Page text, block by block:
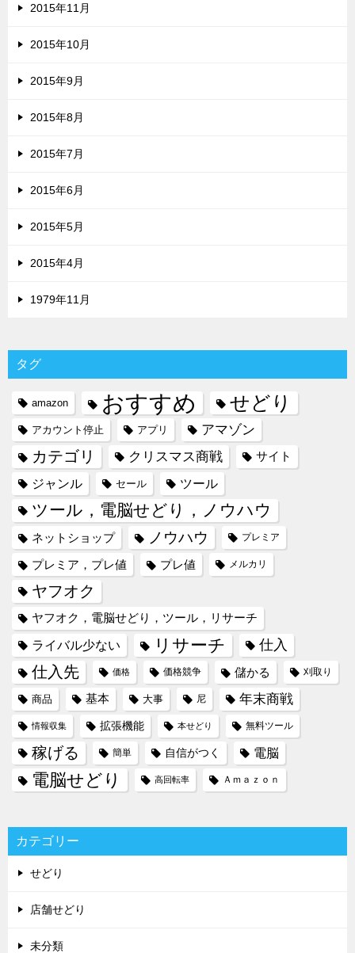
2015年11月
2015年10月
2015年9月
2015年8月
2015年7月
2015年6月
2015年5月
2015年4月
1979年11月
タグ
amazon おすすめ せどり
アカウント停止 アプリ アマゾン
カテゴリ クリスマス商戦 サイト
ジャンル セール ツール
ツール，電脳せどり，ノウハウ
ネットショップ ノウハウ プレミア
プレミア，プレ値 プレ値 メルカリ
ヤフオク
ヤフオク，電脳せどり，ツール，リサーチ
ライバル少ない リサーチ 仕入
仕入先 価格 価格競争 儲かる 刈取り
商品 基本 大事 尼 年末商戦
情報収集 拡張機能 本せどり 無料ツール
稼げる 簡単 自信がつく 電脳
電脳せどり 高回転率 Ａｍａｚｏｎ
カテゴリー
せどり
店舗せどり
未分類